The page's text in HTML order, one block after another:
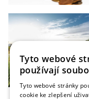
Tyto webové
používají
Tyto webové stránky
cookie ke zlepšení